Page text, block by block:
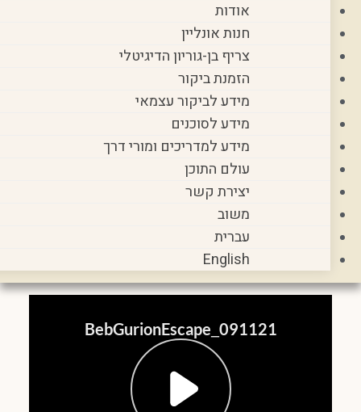
צריף בן-גוריון הדיגיטלי
מידע לביקור עצמאי
מידע לסוכנים
מידע למדריכים ומורי דרך